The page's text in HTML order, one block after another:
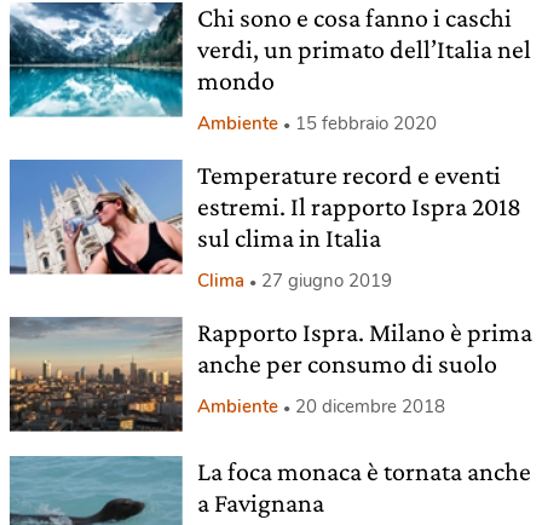
Chi sono e cosa fanno i caschi
verdi, un primato dell’Italia nel
mondo
Ambiente 15 febbraio 2020
Temperature record e eventi
estremi. Il rapporto Ispra 2018
sul clima in Italia
Clima 27 giugno 2019
Rapporto Ispra. Milano è prima
anche per consumo di suolo
Ambiente 20 dicembre 2018
La foca monaca è tornata anche
a Favignana